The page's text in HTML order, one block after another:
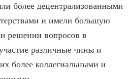
более децентрализованными
и имели большую
решении вопросов в
различные чины и
более коллегиальными и